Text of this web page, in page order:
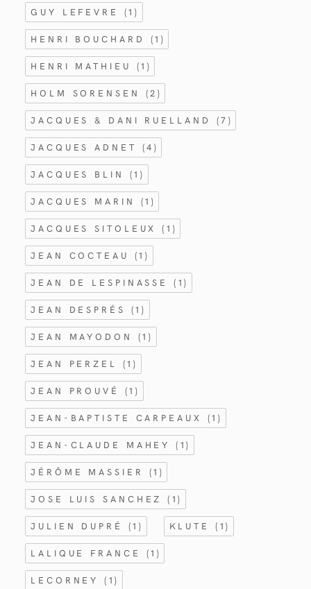
GUY LEFEVRE (1)
HENRI BOUCHARD (1)
HENRI MATHIEU (1)
HOLM SORENSEN (2)
JACQUES & DANI RUELLAND (7)
JACQUES ADNET (4)
JACQUES BLIN (1)
JACQUES MARIN (1)
JACQUES SITOLEUX(1)
JEAN COCTEAU (1)
JEAN DE LESPINASSE(1)
JEAN DESPRÉS (1)
JEAN MAYODON (1)
JEAN PERZEL (1)
JEAN PROUVÉ (1)
JEAN-BAPTISTE CARPEAUX (1)
JEAN-CLAUDE MAHEY(1)
JÉRÔME MASSIER (1)
JOSE LUIS SANCHEZ(1)
JULIEN DUPRÉ (1) KLUTE (1)
LALIQUE FRANCE (1)
LECORNEY(1)